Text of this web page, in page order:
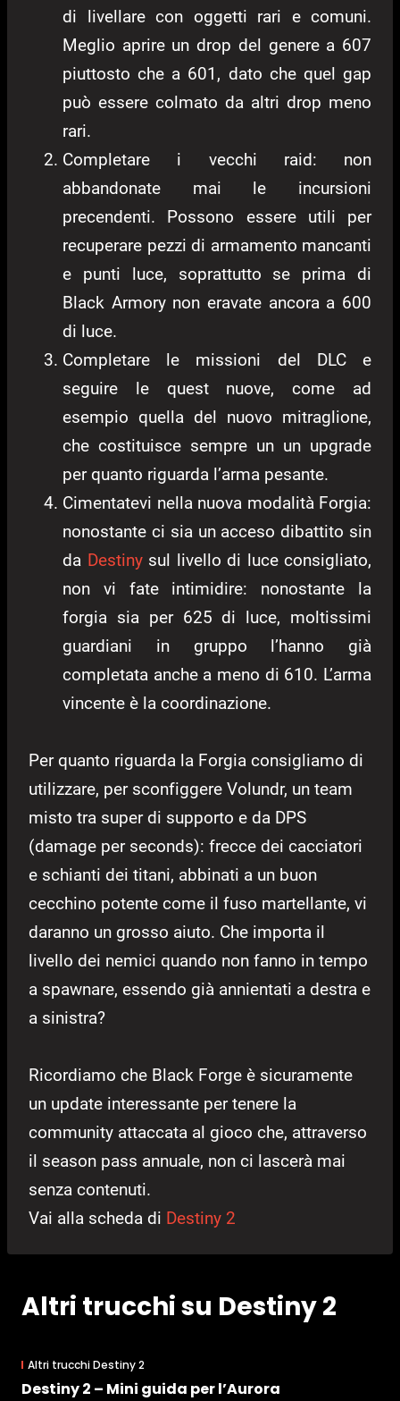
di livellare con oggetti rari e comuni.
Meglio aprire un drop del genere a 607
piuttosto che a 601, dato che quel gap
può essere colmato da altri drop meno
rari.
Completare i vecchi raid: non
abbandonate mai le incursioni
precendenti. Possono essere utili per
recuperare pezzi di armamento mancanti
e punti luce, soprattutto se prima di
Black Armory non eravate ancora a 600
di luce.
Completare le missioni del DLC e
seguire le quest nuove, come ad
esempio quella del nuovo mitraglione,
che costituisce sempre un un upgrade
per quanto riguarda l’arma pesante.
Cimentatevi nella nuova modalità Forgia:
nonostante ci sia un acceso dibattito sin
da Destinysul livello di luce consigliato,
non vi fate intimidire: nonostante la
forgia sia per 625 di luce, moltissimi
guardiani in gruppo l’hanno già
completata anche a meno di 610. L’arma
vincente è la coordinazione.
Per quanto riguarda la Forgia consigliamo di
utilizzare, per sconfiggere Volundr, un team
misto tra super di supporto e da DPS
(damage per seconds): frecce dei cacciatori
e schianti dei titani, abbinati a un buon
cecchino potente come il fuso martellante, vi
daranno un grosso aiuto. Che importa il
livello dei nemici quando non fanno in tempo
a spawnare, essendo già annientati a destra e
a sinistra?
Ricordiamo che Black Forge è sicuramente
un update interessante per tenere la
community attaccata al gioco che, attraverso
il season pass annuale, non ci lascerà mai
senza contenuti.
Vai alla scheda di Destiny 2
Altri trucchi su Destiny 2
Altri trucchi Destiny 2
Destiny 2 – Mini guida per l’Aurora